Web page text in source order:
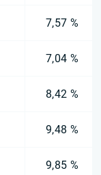
7,57 %
7,04 %
8,42 %
9,48 %
9,85 %